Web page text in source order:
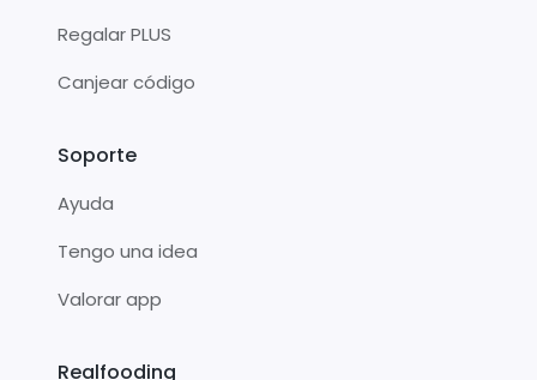
Regalar PLUS
Canjear código
Soporte
Ayuda
Tengo una idea
Valorar app
Realfooding